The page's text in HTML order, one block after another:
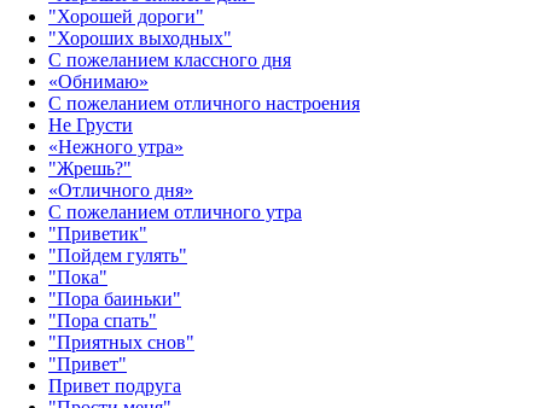
"Хорошей дороги"
"Хороших выходных"
С пожеланием классного дня
«Обнимаю»
С пожеланием отличного настроения
Не Грусти
«Нежного утра»‎
"Жрешь?"
«Отличного дня»‎
С пожеланием отличного утра
"Приветик"
"Пойдем гулять"
"Пока"
"Пора баиньки"
"Пора спать"
"Приятных снов"
"Привет"
Привет подруга